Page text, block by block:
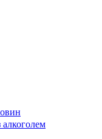
алкоголем